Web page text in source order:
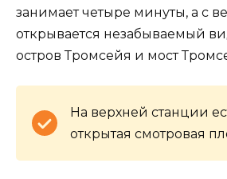
занимает четыре минуты, а с
открывается незабываемый
остров Тромсейя и мост
На верхней станции
открытая смотровая